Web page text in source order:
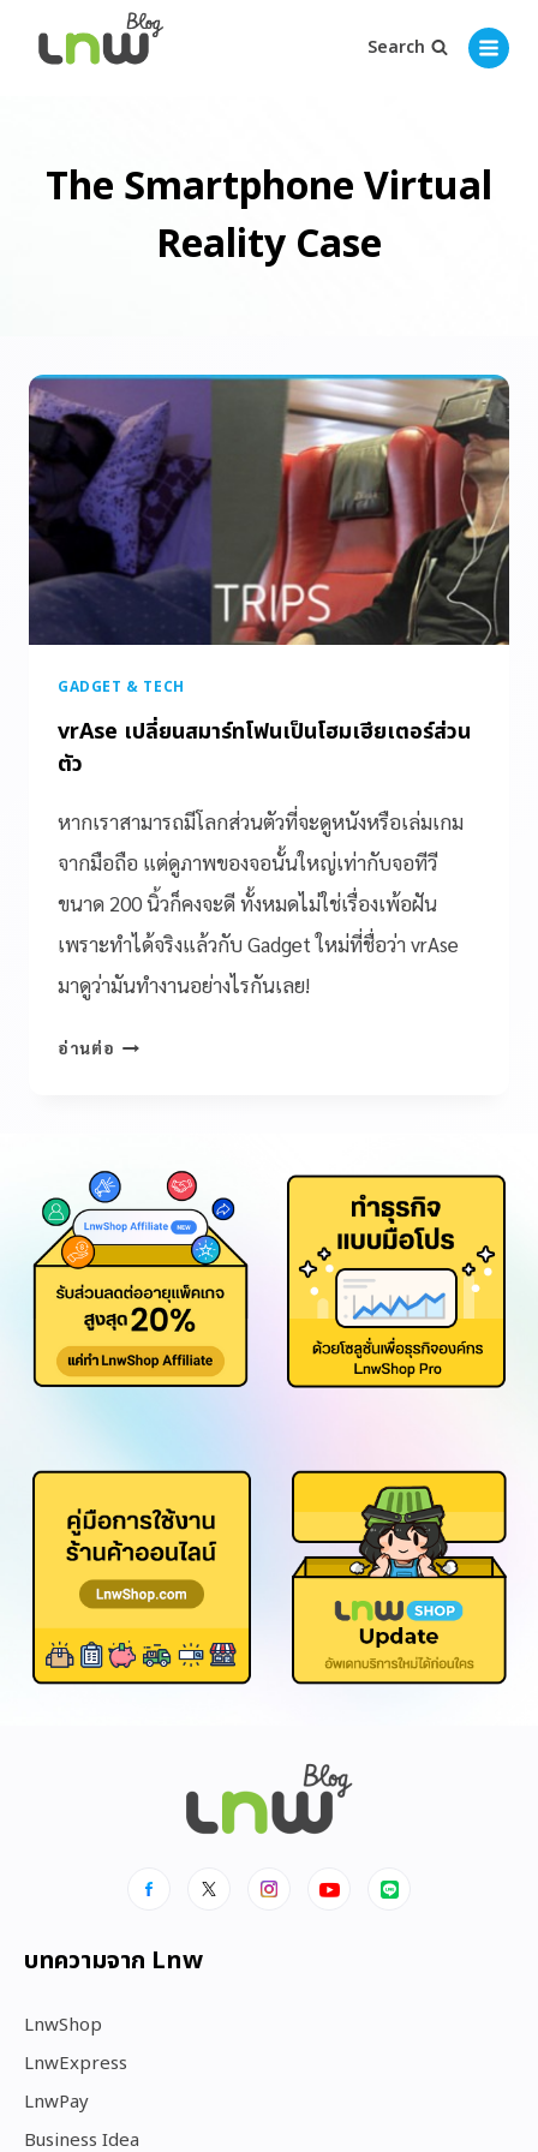
Search
The Smartphone Virtual
Reality Case
GADGET & TECH
vrAse เปลี่ยนสมาร์ทโฟนเป็นโฮมเฮียเตอร์ส่วน
ตัว
หากเราสามารถมีโลกส่วนตัวที่จะดูหนังหรือเล่มเกม
จากมือถือ แต่ดูภาพของจอนั้นใหญ่เท่ากับจอทีวี
ขนาด 200 นิ้วก็คงจะดี ทั้งหมดไม่ใช่เรื่องเพ้อฝัน
เพราะทำได้จริงแล้วกับ Gadget ใหม่ที่ชื่อว่า vrAse
มาดูว่ามันทำงานอย่างไรกันเลย!
อ่านต่อ
บทความจาก Lnw
LnwShop
LnwExpress
LnwPay
Business Idea